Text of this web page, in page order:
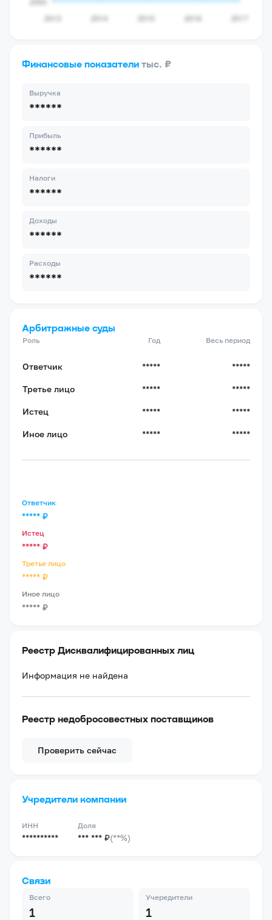
Финансовые показатели тыс. ₽
Выручка
******
Прибыль
******
Налоги
******
Доходы
******
Расходы
******
Арбитражные суды
Роль Год Весь период
Ответчик ***** *****
Третье лицо ***** *****
Истец ***** *****
Иное лицо ***** *****
Ответчик
***** ₽
Истец
***** ₽
Третье лицо
***** ₽
Иное лицо
***** ₽
Реестр Дисквалифицированных лиц
Информация не найдена
Реестр недобросовестных поставщиков
Проверить сейчас
Учредители компании
ИНН
**********
Доля
*** *** ₽(**%)
Связи
Всего
1
Учередители
1